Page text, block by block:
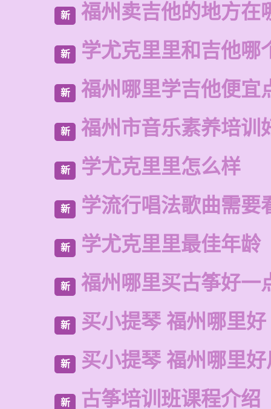
新 福州卖吉他的地方在
新 学尤克里里和吉他哪
新 福州哪里学吉他便宜
新 福州市音乐素养培训
新 学尤克里里怎么样
新 学流行唱法歌曲需要
新 学尤克里里最佳年龄
新 福州哪里买古筝好一
新 买小提琴 福州哪里好
新 买小提琴 福州哪里
新 古筝培训班课程介绍